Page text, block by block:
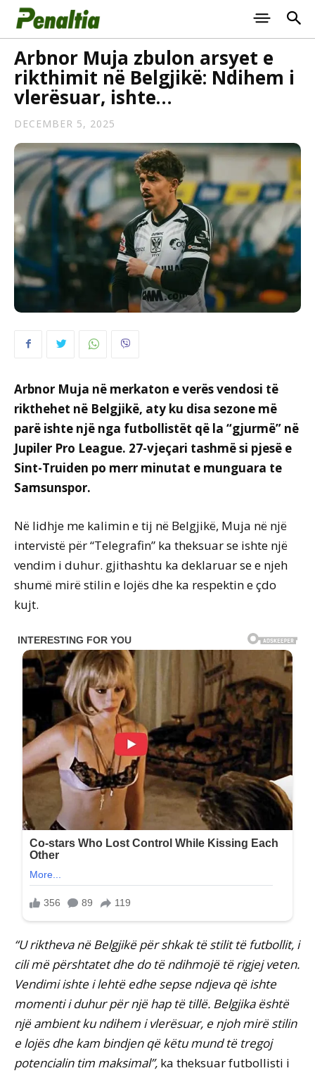
Arbnor Muja zbulon arsyet e
rikthimit në Belgjikë: Ndihem i
vlerësuar, ishte…
DECEMBER 5, 2025
Arbnor Muja në merkaton e verës vendosi të
rikthehet në Belgjikë, aty ku disa sezone më
parë ishte një nga futbollistët që la “gjurmë” në
Jupiler Pro League. 27-vjeçari tashmë si pjesë e
Sint-Truiden po merr minutat e munguara te
Samsunspor.
Në lidhje me kalimin e tij në Belgjikë, Muja në një
intervistë për “Telegrafin” ka theksuar se ishte një
vendim i duhur. gjithashtu ka deklaruar se e njeh
shumë mirë stilin e lojës dhe ka respektin e çdo
kujt.
“U riktheva në Belgjikë për shkak të stilit të futbollit, i
cili më përshtatet dhe do të ndihmojë të rigjej veten.
Vendimi ishte i lehtë edhe sepse ndjeva që ishte
momenti i duhur për një hap të tillë. Belgjika është
një ambient ku ndihem i vlerësuar, e njoh mirë stilin
e lojës dhe kam bindjen që këtu mund të tregoj
potencialin tim maksimal”, ka theksuar futbollisti i